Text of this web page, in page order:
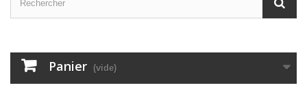
Panier (vide)